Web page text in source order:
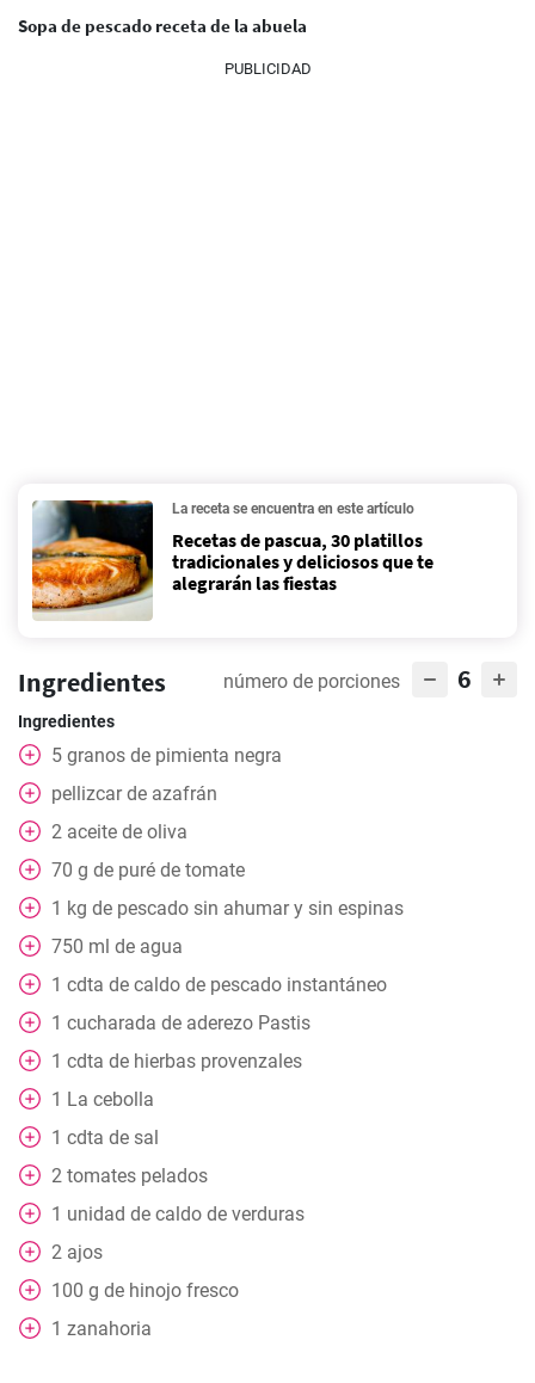
Sopa de pescado receta de la abuela
PUBLICIDAD
La receta se encuentra en este artículo
Recetas de pascua, 30 platillos
tradicionales y deliciosos que te
alegrarán las fiestas
Ingredientes número de porciones 6
Ingredientes
5 granos de pimienta negra
pellizcar de azafrán
2 aceite de oliva
70 g de puré de tomate
1 kg de pescado sin ahumar y sin espinas
750 ml de agua
1 cdta de caldo de pescado instantáneo
1 cucharada de aderezo Pastis
1 cdta de hierbas provenzales
1 La cebolla
1 cdta de sal
2 tomates pelados
1 unidad de caldo de verduras
2 ajos
100 g de hinojo fresco
1 zanahoria